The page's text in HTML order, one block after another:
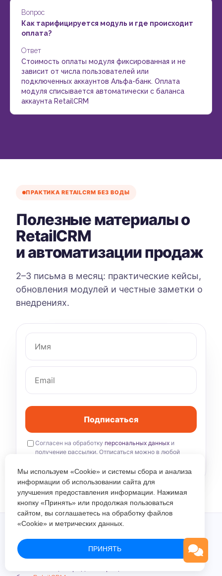
Вопрос
Как тарифицируется модуль и где происходит
оплата?
Ответ
Стоимость оплаты модуля фиксированная и не
зависит от числа пользователей или
подключенных аккаунтов Альфа-банк. Оплата
модуля списывается автоматически с баланса
аккаунта RetailCRM
ПРАКТИКА RETAILCRM БЕЗ ВОДЫ
Полезные материалы о
RetailCRM
и автоматизации продаж
2–3 письма в месяц: практические кейсы,
обновления модулей и честные заметки о
внедрениях.
Подписаться
Согласен на обработку персональных данных и
получение рассылки. Отписаться можно в любой
Мы используем «Cookie» и системы сбора и анализа
информации об использовании сайта для
улучшения предоставления информации. Нажимая
кнопку «Принять» или продолжая пользоваться
сайтом, вы соглашаетесь на обработку файлов
«Cookie» и метрических данных.
ПРИНЯТЬ